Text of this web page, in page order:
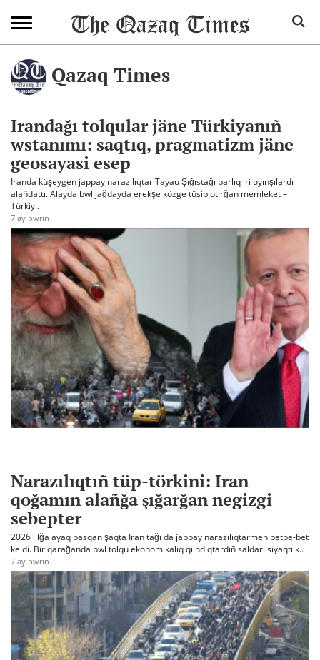
Qazaq Times
Irandağı tolqular jäne Türkiyanıñ
wstanımı: saqtıq, pragmatizm jäne
geosayasi esep
Iranda küşeygen jappay narazılıqtar Tayau Şığıstağı barlıq iri oyınşılardı
alañdattı. Alayda bwl jağdayda erekşe közge tüsip otırğan memleket –
Türkiy..
7 ay bwrın
Narazılıqtıñ tüp-törkini: Iran
qoğamın alañğa şığarğan negizgi
sebepter
2026 jılğa ayaq basqan şaqta Iran tağı da jappay narazılıqtarmen betpe-bet
keldi. Bir qarağanda bwl tolqu ekonomikalıq qiındıqtardıñ saldarı siyaqtı k..
7 ay bwrın